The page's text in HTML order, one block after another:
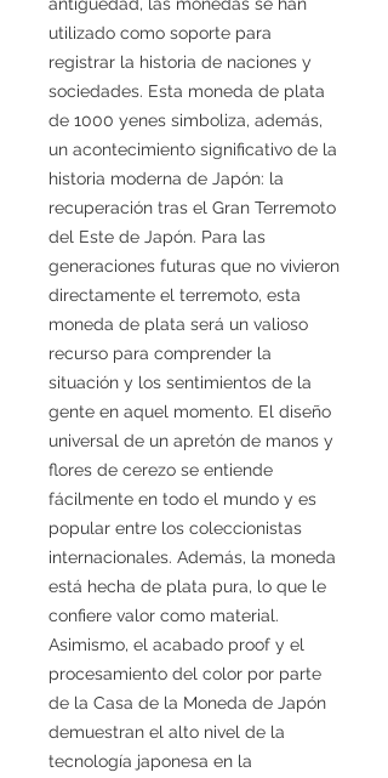
utilizado como soporte para
registrar la historia de naciones y
sociedades. Esta moneda de plata
de 1000 yenes simboliza, además,
un acontecimiento significativo de la
historia moderna de Japón: la
recuperación tras el Gran Terremoto
del Este de Japón. Para las
generaciones futuras que no vivieron
directamente el terremoto, esta
moneda de plata será un valioso
recurso para comprender la
situación y los sentimientos de la
gente en aquel momento. El diseño
universal de un apretón de manos y
flores de cerezo se entiende
fácilmente en todo el mundo y es
popular entre los coleccionistas
internacionales. Además, la moneda
está hecha de plata pura, lo que le
confiere valor como material.
Asimismo, el acabado proof y el
procesamiento del color por parte
de la Casa de la Moneda de Japón
demuestran el alto nivel de la
tecnología japonesa en la